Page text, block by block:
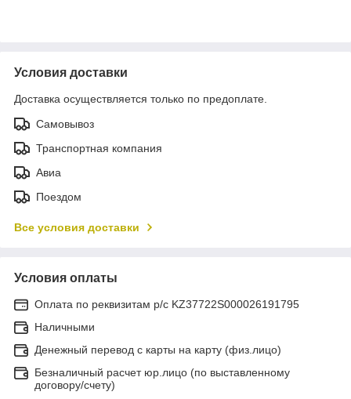
Условия доставки
Доставка осуществляется только по предоплате.
Самовывоз
Транспортная компания
Авиа
Поездом
Все условия доставки
Условия оплаты
Оплата по реквизитам р/с KZ37722S000026191795
Наличными
Денежный перевод с карты на карту (физ.лицо)
Безналичный расчет юр.лицо (по выставленному
договору/счету)